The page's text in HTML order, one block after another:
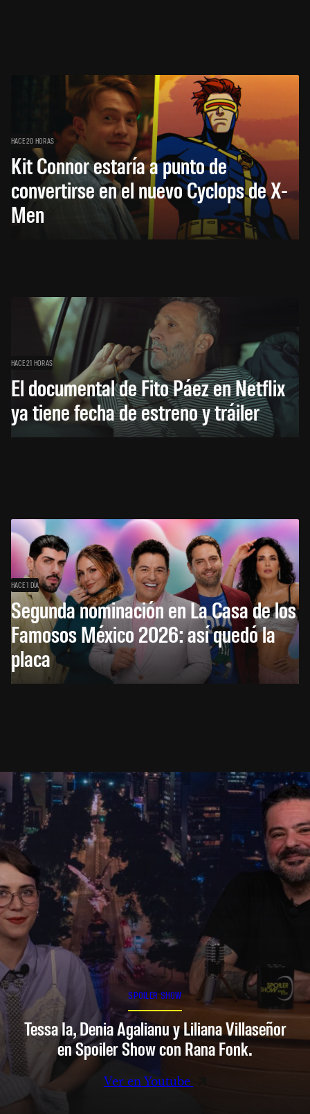
HACE 20 HORAS
Kit Connor estaría a punto de
convertirse en el nuevo Cyclops de X-
Men
HACE 21 HORAS
El documental de Fito Páez en Netflix
ya tiene fecha de estreno y tráiler
HACE 1 DÍA
Segunda nominación en La Casa de los
Famosos México 2026: así quedó la
placa
SPOILER SHOW
Tessa Ia, Denia Agalianu y Liliana Villaseñor
en Spoiler Show con Rana Fonk.
Ver en Youtube